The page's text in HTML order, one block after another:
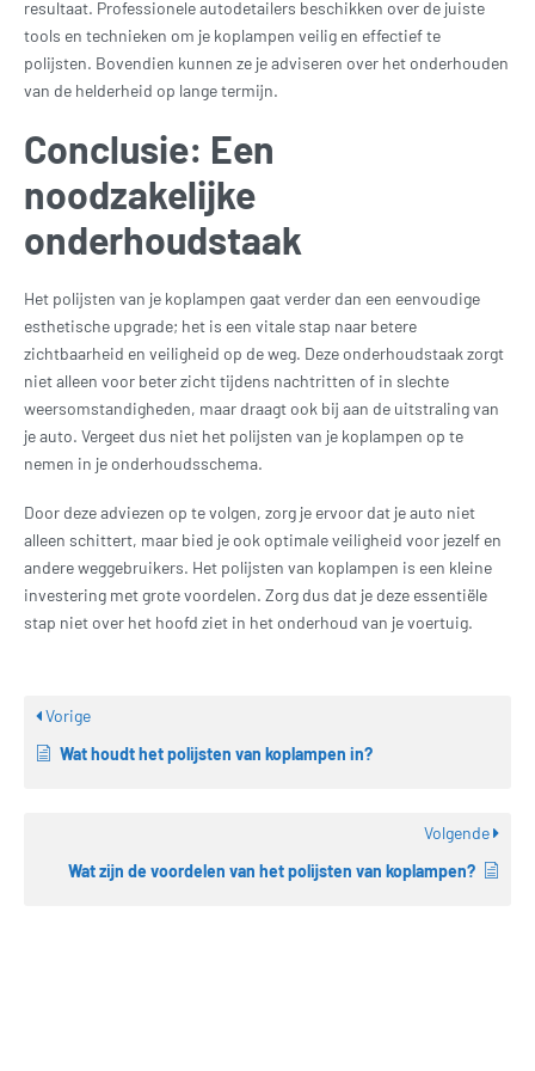
resultaat. Professionele autodetailers beschikken over de juiste
tools en technieken om je koplampen veilig en effectief te
polijsten. Bovendien kunnen ze je adviseren over het onderhouden
van de helderheid op lange termijn.
Conclusie: Een
noodzakelijke
onderhoudstaak
Het polijsten van je koplampen gaat verder dan een eenvoudige
esthetische upgrade; het is een vitale stap naar betere
zichtbaarheid en veiligheid op de weg. Deze onderhoudstaak zorgt
niet alleen voor beter zicht tijdens nachtritten of in slechte
weersomstandigheden, maar draagt ook bij aan de uitstraling van
je auto. Vergeet dus niet het polijsten van je koplampen op te
nemen in je onderhoudsschema.
Door deze adviezen op te volgen, zorg je ervoor dat je auto niet
alleen schittert, maar bied je ook optimale veiligheid voor jezelf en
andere weggebruikers. Het polijsten van koplampen is een kleine
investering met grote voordelen. Zorg dus dat je deze essentiële
stap niet over het hoofd ziet in het onderhoud van je voertuig.
Vorige
Wat houdt het polijsten van koplampen in?
Volgende
Wat zijn de voordelen van het polijsten van koplampen?